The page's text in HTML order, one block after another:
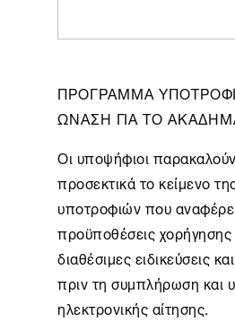
ΠΡΟΓΡΑΜΜΑ
ΩΝΑΣΗ ΓΙΑ ΤΟ
Οι υποψήφιοι
προσεκτικά το κείμενο
υποτροφιών που
προϋποθέσεις χορήγησης
διαθέσιμες ειδικεύσεις
πριν τη συμπλήρωση και
ηλεκτρονικής αίτησης.